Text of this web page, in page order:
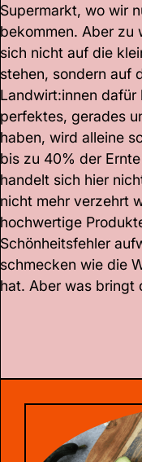
Supermarkt, wo wir
bekommen. Aber zu
sich nicht auf die
stehen, sondern auf
Landwirt:innen dafür
perfektes, gerades
haben, wird alleine
bis zu 40% der
handelt sich hier
nicht mehr verzehrt
hochwertige
Schönheitsfehler
schmecken wie die
hat. Aber was bringt